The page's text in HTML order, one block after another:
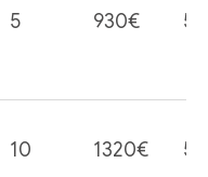
5 930€ 5
10 1320€ 5